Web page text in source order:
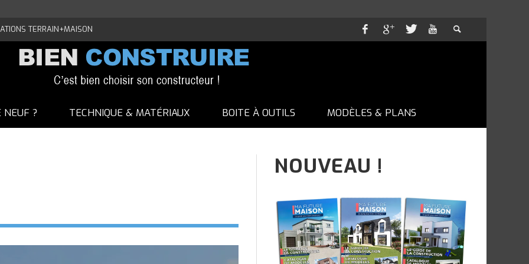
TERRAIN+MAISON
NEUF ? TECHNIQUE & MATÉRIAUX BOITE À OUTILS MODÈLES & PLANS
NOUVEAU !